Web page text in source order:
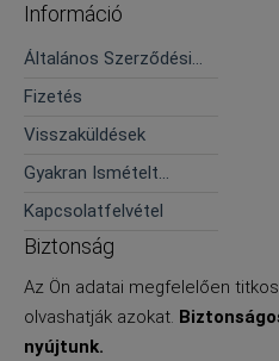
Információ
Általános Szerződési
Fizetés
Visszaküldések
Gyakran Ismételt
Kapcsolatfelvétel
Biztonság
Az Ön adatai megfelelően
olvashatják azokat.
nyújtunk.